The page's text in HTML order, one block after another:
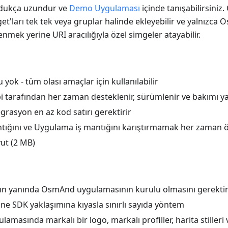
uzundur ve Demo Uygulaması içinde
tek tek veya gruplar halinde ekleyebilir ve yalnızca
yerine URI aracılığıyla özel simgeler atayabilir.
yok - tüm olası amaçlar için kullanılabilir
tarafından her zaman desteklenir, sürümlenir ve bakımı
en az kod satırı gerektirir
ve Uygulama iş mantığını karıştırmamak her
(2 MB)
yanında OsmAnd uygulamasının kurulu olmasını
SDK yaklaşımına kıyasla sınırlı sayıda yöntem
markalı bir logo, markalı profiller, harita stilleri